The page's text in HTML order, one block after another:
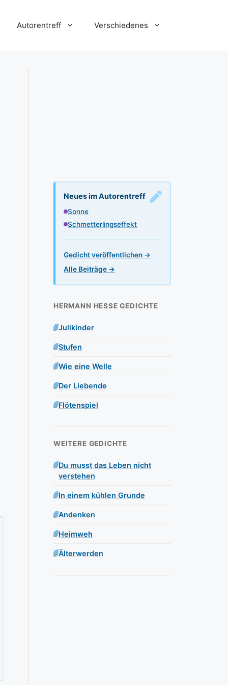
Autorentreff Verschiedenes
Neues im Autorentreff
Sonne
Schmetterlingseffekt
Gedicht veröffentlichen →
Alle Beiträge →
HERMANN HESSE GEDICHTE
Julikinder
Stufen
Wie eine Welle
Der Liebende
Flötenspiel
WEITERE GEDICHTE
Du musst das Leben nicht
verstehen
In einem kühlen Grunde
Andenken
Heimweh
Älterwerden